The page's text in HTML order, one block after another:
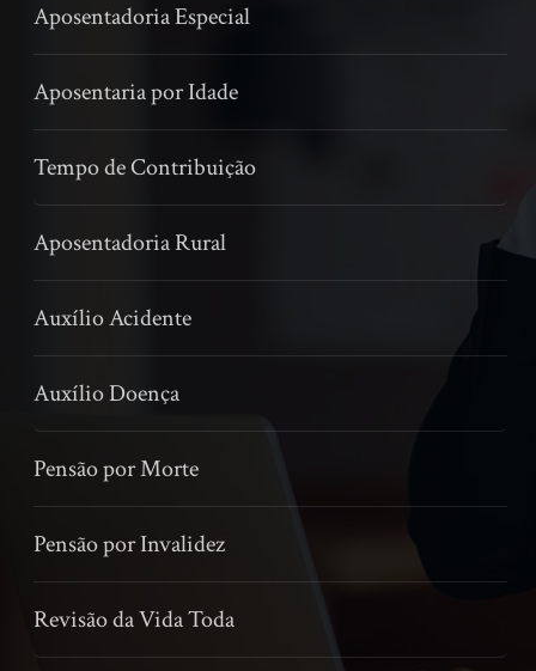
Aposentadoria Especial
Aposentaria por Idade
Tempo de Contribuição
Aposentadoria Rural
Auxílio Acidente
Auxílio Doença
Pensão por Morte
Pensão por Invalidez
Revisão da Vida Toda